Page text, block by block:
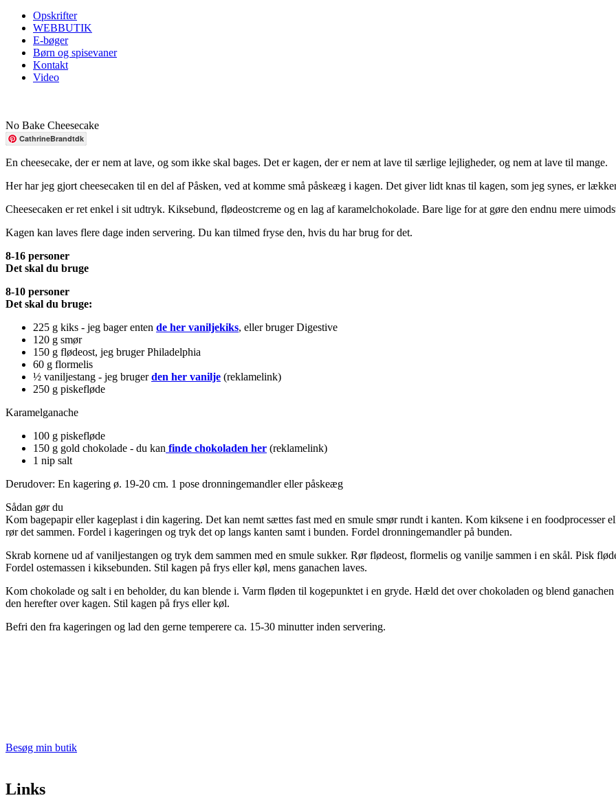
Opskrifter
WEBBUTIK
E-bøger
Børn og spisevaner
Kontakt
Video
No Bake Cheesecake
CathrineBrandtdk
En cheesecake, der er nem at lave, og som ikke skal bages. Det er kagen, der er nem at lave til særlige lejligheder, og nem at lave til mange.
Her har jeg gjort cheesecaken til en del af Påsken, ved at komme små påskeæg i kagen. Det giver lidt knas til kagen, som jeg synes, er
Cheesecaken er ret enkel i sit udtryk. Kiksebund, flødeostcreme og en lag af karamelchokolade. Bare lige for at gøre den endnu mere
Kagen kan laves flere dage inden servering. Du kan tilmed fryse den, hvis du har brug for det.
8-16 personer
Det skal du bruge
8-10 personer
Det skal du bruge:
225 g kiks - jeg bager enten de her vaniljekiks, eller bruger Digestive
120 g smør
150 g flødeost, jeg bruger Philadelphia
60 g flormelis
½ vaniljestang - jeg brugerden her vanilje (reklamelink)
250 g piskefløde
Karamelganache
100 g piskefløde
150 g gold chokolade - du kan finde chokoladen her (reklamelink)
1 nip salt
Derudover: En kagering ø. 19-20 cm. 1 pose dronningemandler eller påskeæg
Sådan gør du
Kom bagepapir eller kageplast i din kagering. Det kan nemt sættes fast med en smule smør rundt i kanten. Kom kiksene i en foodprocesser
rør det sammen. Fordel i kageringen og tryk det op langs kanten samt i bunden. Fordel dronningemandler på bunden.
Skrab kornene ud af vaniljestangen og tryk dem sammen med en smule sukker. Rør flødeost, flormelis og vanilje sammen i en skål. Pisk
Fordel ostemassen i kiksebunden. Stil kagen på frys eller køl, mens ganachen laves.
Kom chokolade og salt i en beholder, du kan blende i. Varm fløden til kogepunktet i en gryde. Hæld det over chokoladen og blend
den herefter over kagen. Stil kagen på frys eller køl.
Befri den fra kageringen og lad den gerne temperere ca. 15-30 minutter inden servering.
Besøg min butik
Links